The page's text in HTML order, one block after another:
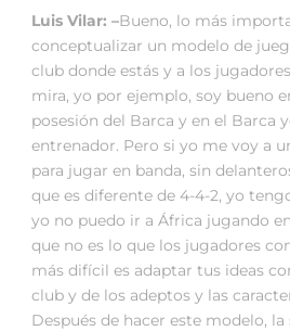
Luis Vilar: –Bueno, lo más
conceptualizar un modelo de
club donde estás y a los
mira, yo por ejemplo, soy bueno
posesión del Barca y en el Barca
entrenador. Pero si yo me voy a
para jugar en banda, sin
que es diferente de 4-4-2, yo
yo no puedo ir a África jugando
que no es lo que los jugadores
más difícil es adaptar tus ideas
club y de los adeptos y las
Después de hacer este modelo,